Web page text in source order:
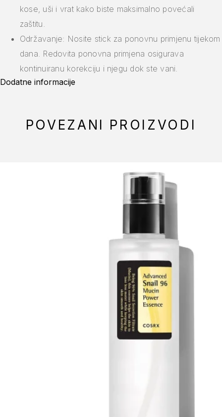
kose, uši i vrat kako biste maksimalno povećali
zaštitu.
Održavanje: Nosite stick za ponovnu primjenu tijekom
dana. Redovita ponovna primjena osigurava
kontinuiranu korekciju i njegu dok ste vani.
Dodatne informacije
POVEZANI PROIZVODI